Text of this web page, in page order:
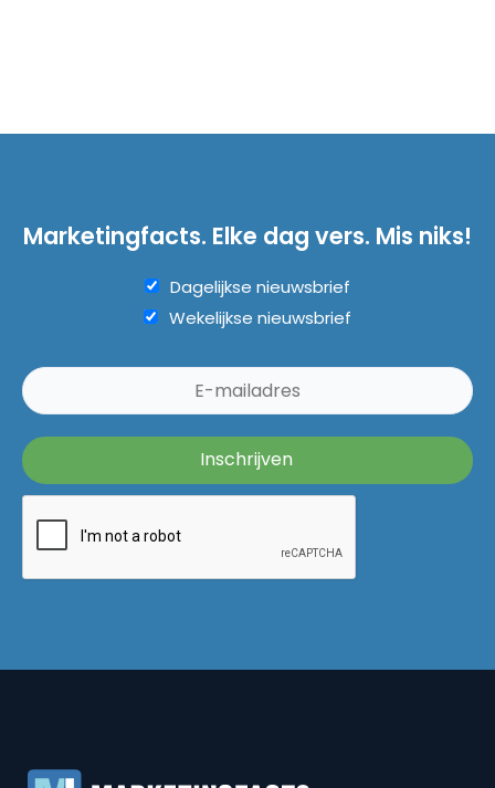
Marketingfacts. Elke dag vers. Mis niks!
Dagelijkse nieuwsbrief
Wekelijkse nieuwsbrief